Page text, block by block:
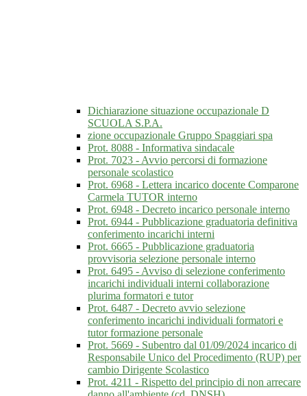
Dichiarazione situazione occupazionale D
SCUOLA S.P.A.
zione occupazionale Gruppo Spaggiari spa
Prot. 8088 - Informativa sindacale
Prot. 7023 - Avvio percorsi di formazione
personale scolastico
Prot. 6968 - Lettera incarico docente Comparone
Carmela TUTOR interno
Prot. 6948 - Decreto incarico personale interno
Prot. 6944 - Pubblicazione graduatoria definitiva
conferimento incarichi interni
Prot. 6665 - Pubblicazione graduatoria
provvisoria selezione personale interno
Prot. 6495 - Avviso di selezione conferimento
incarichi individuali interni collaborazione
plurima formatori e tutor
Prot. 6487 - Decreto avvio selezione
conferimento incarichi individuali formatori e
tutor formazione personale
Prot. 5669 - Subentro dal 01/09/2024 incarico di
Responsabile Unico del Procedimento (RUP) per
cambio Dirigente Scolastico
Prot. 4211 - Rispetto del principio di non arrecare